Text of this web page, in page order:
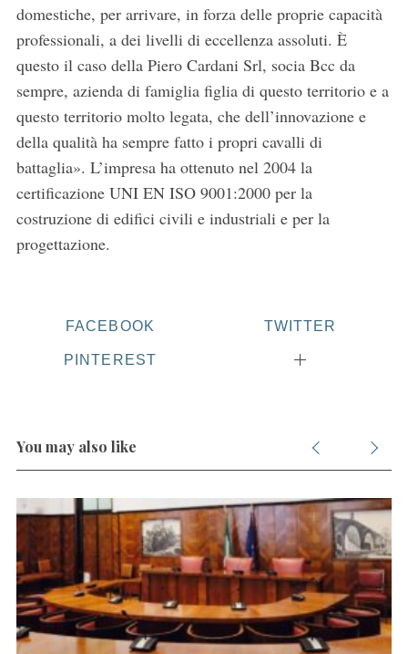
domestiche, per arrivare, in forza delle proprie capacità
professionali, a dei livelli di eccellenza assoluti. È
questo il caso della Piero Cardani Srl, socia Bcc da
sempre, azienda di famiglia figlia di questo territorio e a
questo territorio molto legata, che dell’innovazione e
della qualità ha sempre fatto i propri cavalli di
battaglia». L’impresa ha ottenuto nel 2004 la
certificazione UNI EN ISO 9001:2000 per la
costruzione di edifici civili e industriali e per la
progettazione.
FACEBOOK TWITTER
PINTEREST
You may also like
e
a
h
f
o
r